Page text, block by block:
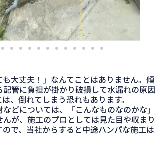
も大丈夫！」なんてことはありません。傾
管に負担が掛かり破損して水漏れの原因
、倒れてしまう恐れもあります。
どについては、「こんなものなのかな」
んが、施工のプロとしては見た目や収まり
で、当社からすると中途ハンパな施工は